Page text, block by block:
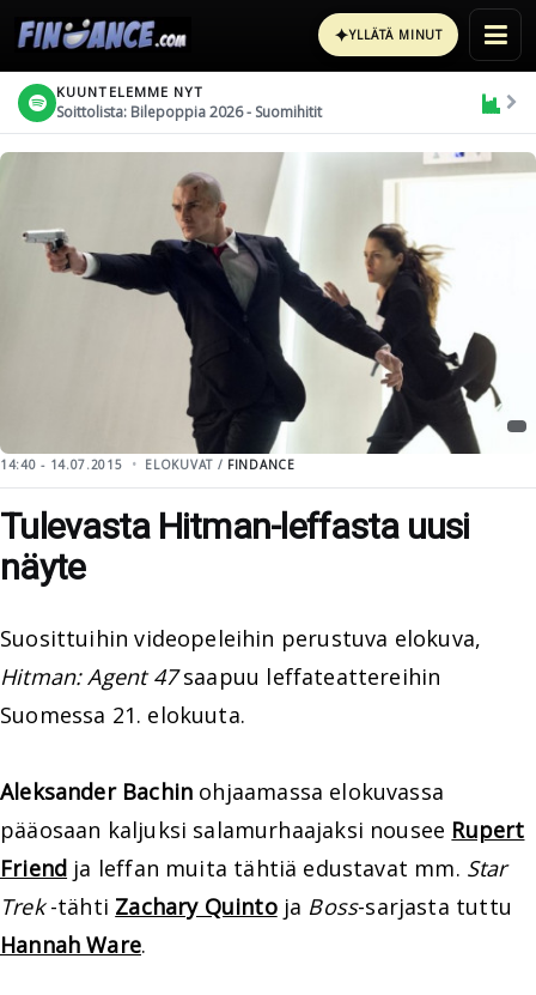
✦YLLÄTÄ MINUT
KUUNTELEMME NYT
Soittolista: Bilepoppia 2026 - Suomihitit
14:40 - 14.07.2015 ELOKUVAT / FINDANCE
Tulevasta Hitman-leffasta uusi
näyte
Suosittuihin videopeleihin perustuva elokuva,
Hitman: Agent 47saapuu leffateattereihin
Suomessa 21. elokuuta.
Aleksander Bachin ohjaamassa elokuvassa
pääosaan kaljuksi salamurhaajaksi nousee Rupert
Friend ja leffan muita tähtiä edustavat mm. Star
Trek-tähti Zachary Quintoja Boss-sarjasta tuttu
Hannah Ware.